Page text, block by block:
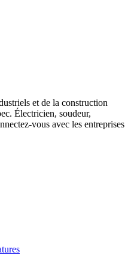
et de la construction
Électricien, soudeur,
vous avec les entreprises